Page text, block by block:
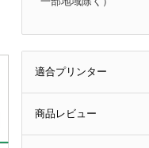
適合プリンター
商品レビュー